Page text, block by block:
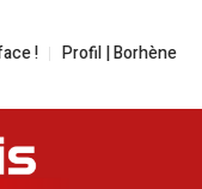
Profil | Borhène